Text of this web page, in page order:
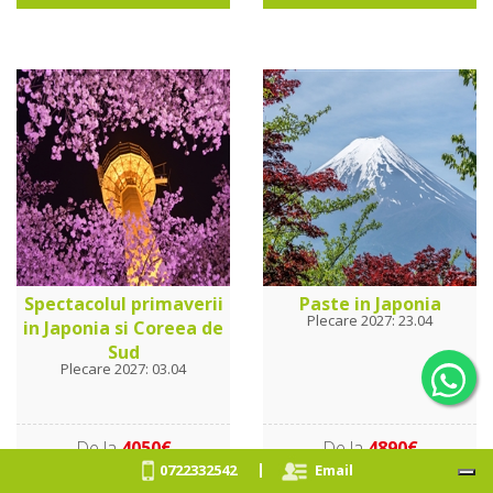
Spectacolul primaverii
in Japonia si Coreea de
Sud
Plecare 2027: 03.04
De la4050€
Paste in Japonia
Plecare 2027: 23.04
De la4890€
0722332542| Email